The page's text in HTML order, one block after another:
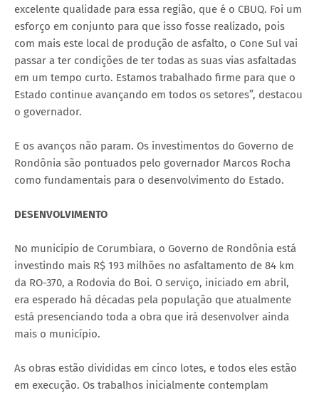
excelente qualidade para essa região, que é o CBUQ. Foi um
esforço em conjunto para que isso fosse realizado, pois
com mais este local de produção de asfalto, o Cone Sul vai
passar a ter condições de ter todas as suas vias asfaltadas
em um tempo curto. Estamos trabalhado firme para que o
Estado continue avançando em todos os setores”, destacou
o governador.
E os avanços não param. Os investimentos do Governo de
Rondônia são pontuados pelo governador Marcos Rocha
como fundamentais para o desenvolvimento do Estado.
DESENVOLVIMENTO
No município de Corumbiara, o Governo de Rondônia está
investindo mais R$ 193 milhões no asfaltamento de 84 km
da RO-370, a Rodovia do Boi. O serviço, iniciado em abril,
era esperado há décadas pela população que atualmente
está presenciando toda a obra que irá desenvolver ainda
mais o município.
As obras estão divididas em cinco lotes, e todos eles estão
em execução. Os trabalhos inicialmente contemplam